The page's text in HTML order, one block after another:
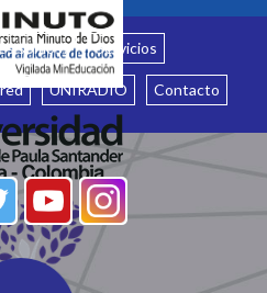
somos? Servicios
UNIRADIO Contacto